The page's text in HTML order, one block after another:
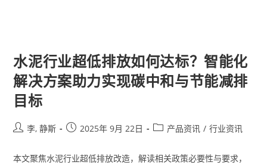
水泥行业超低排放如何达标？智能化
解决方案助力实现碳中和与节能减排
目标
李, 静斯 2025年 9月 22日 产品资讯 / 行业资讯
本文聚焦水泥行业超低排放改造，解读相关政策必要性与要求，